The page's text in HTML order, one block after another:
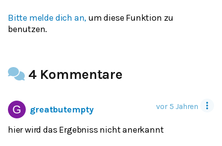
Bitte melde dich an, um diese Funktion zu
benutzen.
4 Kommentare
greatbutempty vor 5 Jahren
hier wird das Ergebniss nicht anerkannt